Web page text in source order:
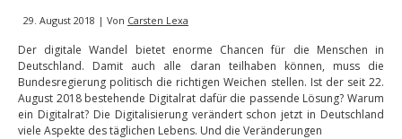
29. August 2018 | Von Carsten Lexa
Der digitale Wandel bietet enorme Chancen für die Menschen in
Deutschland. Damit auch alle daran teilhaben können, muss die
Bundesregierung politisch die richtigen Weichen stellen. Ist der seit 22.
August 2018 bestehende Digitalrat dafür die passende Lösung? Warum
ein Digitalrat? Die Digitalisierung verändert schon jetzt in Deutschland
viele Aspekte des täglichen Lebens. Und die Veränderungen